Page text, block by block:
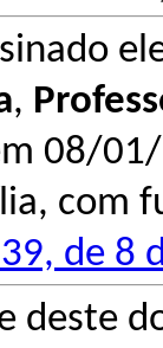
,
08/
com
de 8
deste